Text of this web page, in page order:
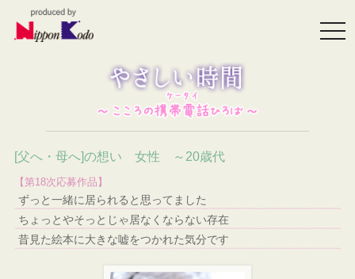
[父へ・母へ]の想い 女性 ～20歳代
【第18次応募作品】
ずっと一緒に居られると思ってました
ちょっとやそっとじゃ居なくならない存在
昔見た絵本に大きな嘘をつかれた気分です